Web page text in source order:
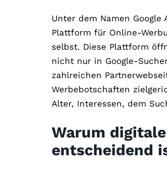
Unter dem Namen
Plattform für Online-
selbst. Diese Plattform
nicht nur in Google-
zahlreichen
Werbebotschaften
Alter, Interessen, dem
Warum
entscheidend